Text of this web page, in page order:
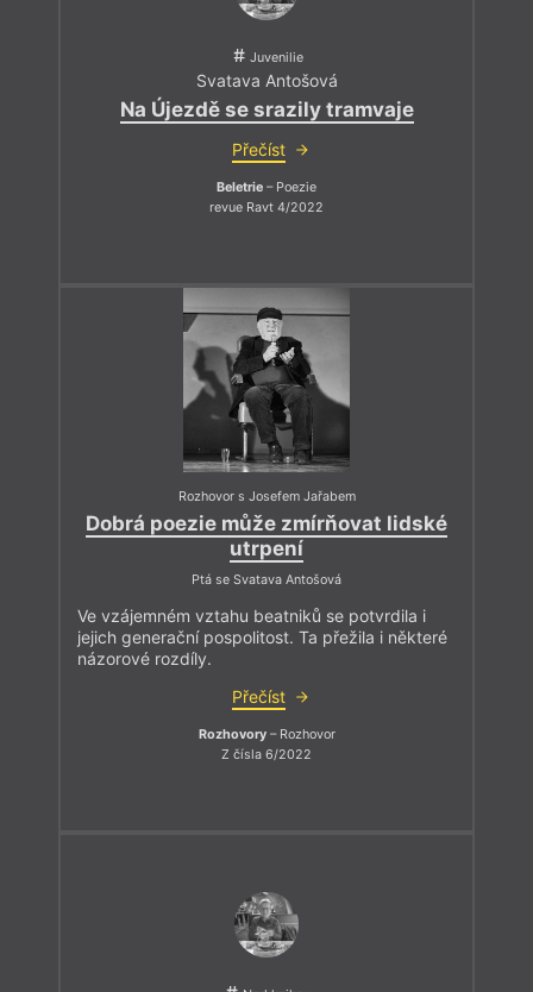
Juvenilie
Svatava Antošová
Na Újezdě se srazily tramvaje
Přečíst
Beletrie – Poezie
revue Ravt 4/2022
Rozhovor s Josefem Jařabem
Dobrá poezie může zmírňovat lidské
utrpení
Ptá se Svatava Antošová
Ve vzájemném vztahu beatniků se potvrdila i
jejich generační pospolitost. Ta přežila i některé
názorové rozdíly.
Přečíst
Rozhovory– Rozhovor
Z čísla 6/2022